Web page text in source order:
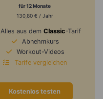
für 12 Monate
130,80 € / Jahr
Alles aus dem Classic-Tarif
Abnehmkurs
Workout-Videos
Tarife vergleichen
Kostenlos testen